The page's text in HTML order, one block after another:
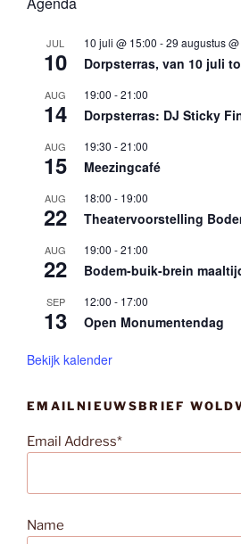
JUL
10
10 juli @ 15:00 -29 augustus
Dorpsterras, van 10 juli
AUG
14
19:00 -21:00
Dorpsterras: DJ Sticky
AUG
15
19:30 -21:00
Meezingcafé
AUG
22
18:00 - 19:00
Theatervoorstelling
AUG
22
19:00 -21:00
Bodem-buik-brein
SEP
13
12:00 - 17:00
Open Monumentendag
Bekijk kalender
EMAILNIEUWSBRIEF
Email Address*
Name